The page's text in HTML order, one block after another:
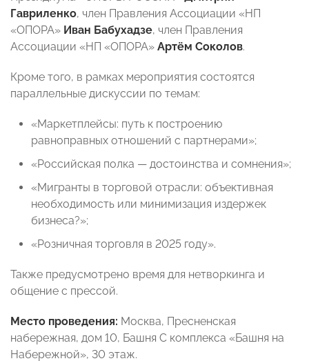
Гавриленко, член Правления Ассоциации «НП
«ОПОРА» Иван Бабухадзе, член Правления
Ассоциации «НП «ОПОРА» Артём Соколов.
Кроме того, в рамках мероприятия состоятся
параллельные дискуссии по темам:
«Маркетплейсы: путь к построению
равноправных отношений с партнерами»;
«Российская полка — достоинства и сомнения»;
«Мигранты в торговой отрасли: объективная
необходимость или минимизация издержек
бизнеса?»;
«Розничная торговля в 2025 году».
Также предусмотрено время для нетворкинга и
общение с прессой.
Место проведения: Москва, Пресненская
набережная, дом 10, Башня С комплекса «Башня на
Набережной», 30 этаж.